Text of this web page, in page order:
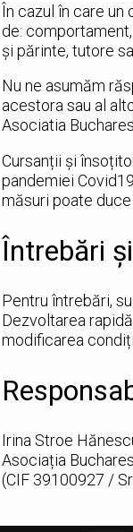
În cazul în care
de:
și părinte, tutore
Nu ne asumăm
acestora sau al
Asociatia
Cursanții și
pandemiei
măsuri poate
Întrebări
Pentru întrebări,
Dezvoltarea
modificarea
Irina Stroe
Asociația
(CIF 39100927 /